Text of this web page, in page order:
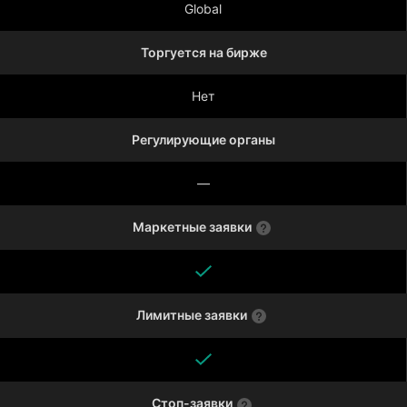
Global
Торгуется на бирже
Нет
Регулирующие органы
—
Маркетные заявки
Лимитные заявки
Стоп-заявки